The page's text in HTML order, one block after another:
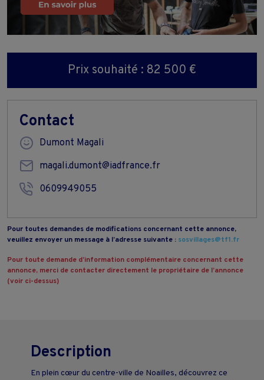
Prix souhaité : 82 500 €
Contact
Dumont Magali
magali.dumont@iadfrance.fr
0609949055
Pour toutes demandes de modifications concernant cette annonce,
veuillez envoyer un message à l’adresse suivante : sosvillages@tf1.fr
Pour toute demande d’information complémentaire concernant cette
annonce, merci de contacter directement le propriétaire de l’annonce
(voir ci-dessus)
Description
En plein cœur du centre-ville de Noailles, découvrez ce